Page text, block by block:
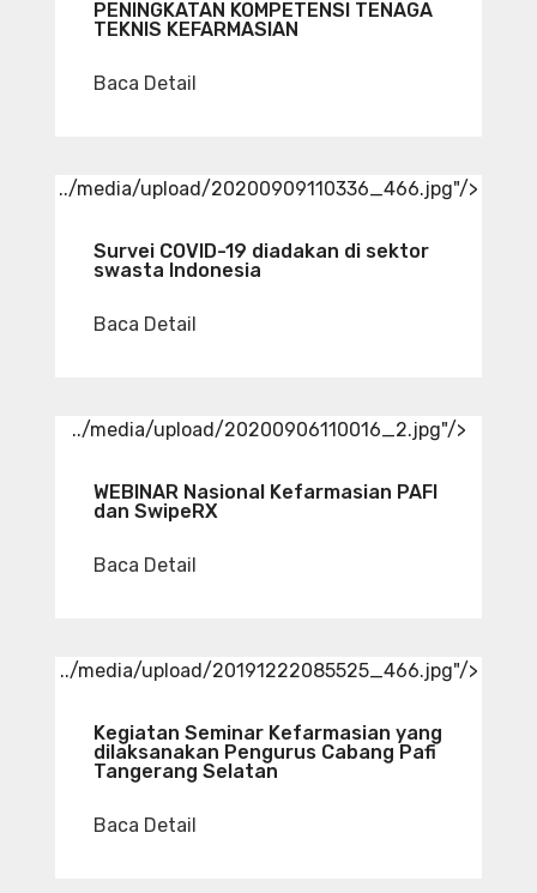
PENINGKATAN KOMPETENSI TENAGA
TEKNIS KEFARMASIAN
Baca Detail
../media/upload/20200909110336_466.jpg"/>
Survei COVID-19 diadakan di sektor
swasta Indonesia
Baca Detail
../media/upload/20200906110016_2.jpg"/>
WEBINAR Nasional Kefarmasian PAFI
dan SwipeRX
Baca Detail
../media/upload/20191222085525_466.jpg"/>
Kegiatan Seminar Kefarmasian yang
dilaksanakan Pengurus Cabang Pafi
Tangerang Selatan
Baca Detail